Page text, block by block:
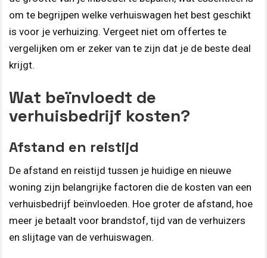
om te begrijpen welke verhuiswagen het best geschikt
is voor je verhuizing. Vergeet niet om offertes te
vergelijken om er zeker van te zijn dat je de beste deal
krijgt.
Wat beïnvloedt de
verhuisbedrijf kosten?
Afstand en reistijd
De afstand en reistijd tussen je huidige en nieuwe
woning zijn belangrijke factoren die de kosten van een
verhuisbedrijf beïnvloeden. Hoe groter de afstand, hoe
meer je betaalt voor brandstof, tijd van de verhuizers
en slijtage van de verhuiswagen.